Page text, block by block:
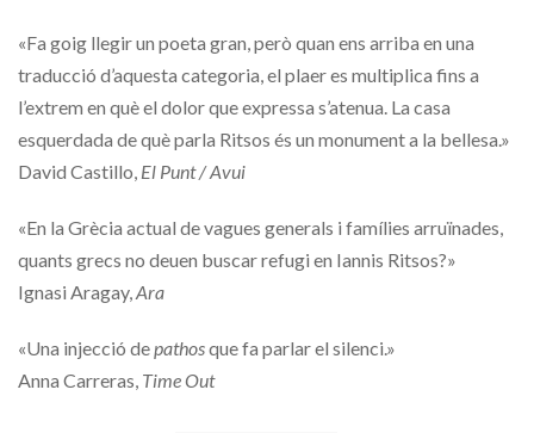
«Fa goig llegir un poeta gran, però quan ens arriba en una
traducció d’aquesta categoria, el plaer es multiplica fins a
l’extrem en què el dolor que expressa s’atenua. La casa
esquerdada de què parla Ritsos és un monument a la bellesa.»
David Castillo, El Punt / Avui
«En la Grècia actual de vagues generals i famílies arruïnades,
quants grecs no deuen buscar refugi en Iannis Ritsos?»
Ignasi Aragay,Ara
«Una injecció depathosque fa parlar el silenci.»
Anna Carreras, Time Out